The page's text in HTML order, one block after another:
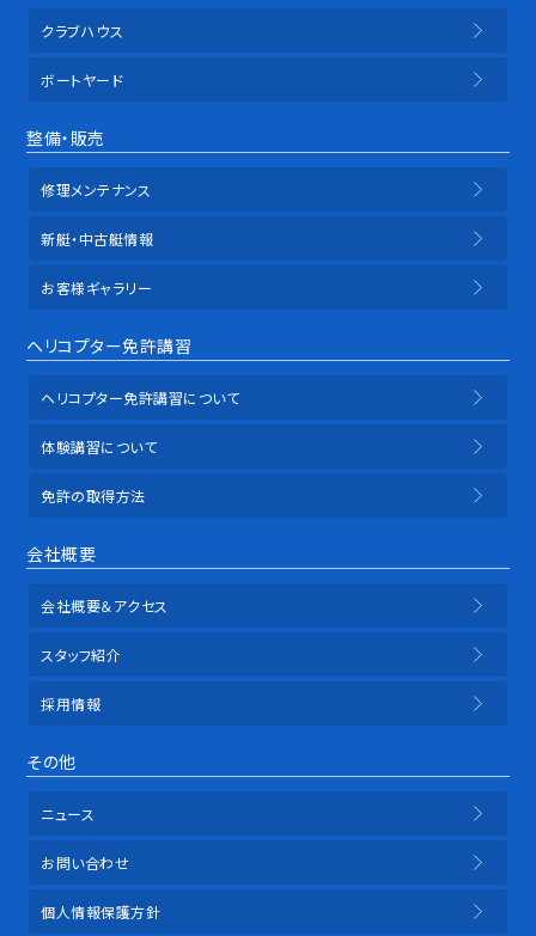
クラブハウス
ボートヤード
整備・販売
修理メンテナンス
新艇・中古艇情報
お客様ギャラリー
ヘリコプター免許講習
ヘリコプター免許講習について
体験講習について
免許の取得方法
会社概要
会社概要＆アクセス
スタッフ紹介
採用情報
その他
ニュース
お問い合わせ
個人情報保護方針